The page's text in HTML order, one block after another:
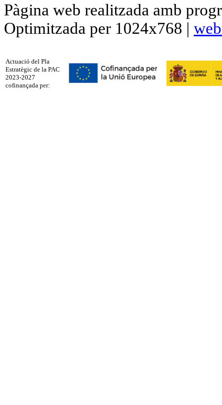
Pàgina web realitzada amb
Optimitzada per 1024x768 |
Actuació del Pla
Estratègic de la PAC
2023-2027
cofinançada per: